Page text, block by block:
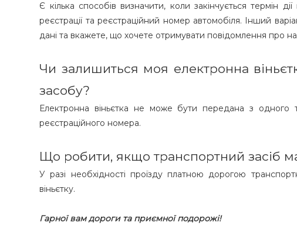
Є кілька способів визначити, коли закінчується термін
реєстрації та реєстраційний номер автомобіля. Інший
дані та вкажете, що хочете отримувати повідомлення про
Чи залишиться моя електронна
засобу?
Електронна віньєтка не може бути передана з одного
реєстраційного номера.
Що робити, якщо транспортний засіб
У разі необхідності проїзду платною дорогою
віньєтку.
Гарної вам дороги та приємної подорожі!